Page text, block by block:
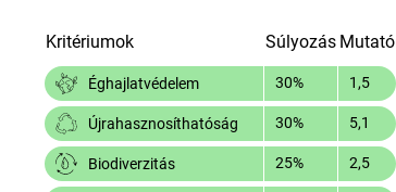
Kritériumok Súlyozás Mutató
Éghajlatvédelem 30% 1,5
Újrahasznosíthatóság 30% 5,1
Biodiverzitás 25% 2,5